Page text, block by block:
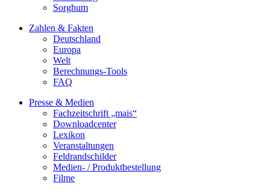
Sorghum
Zahlen & Fakten
Deutschland
Europa
Welt
Berechnungs-Tools
FAQ
Presse & Medien
Fachzeitschrift „mais“
Downloadcenter
Lexikon
Veranstaltungen
Feldrandschilder
Medien- / Produktbestellung
Filme